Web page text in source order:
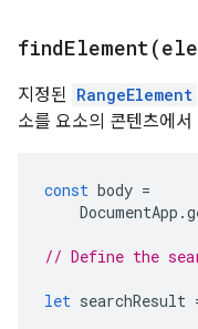
findElement(
지정된 RangeElement
소를 요소의 콘텐츠에서
const body =
DocumentApp .
// Define the
let searchResult